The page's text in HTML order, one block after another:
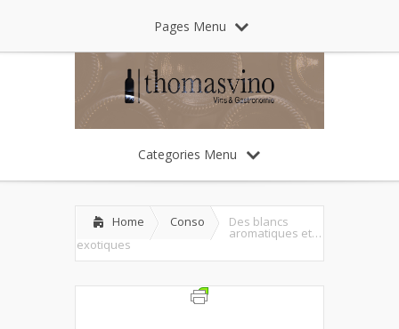
Pages Menu
Categories Menu
Home Conso Des blancs
aromatiques et…
exotiques